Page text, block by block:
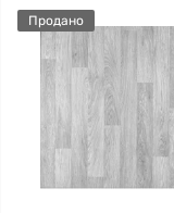
Продано